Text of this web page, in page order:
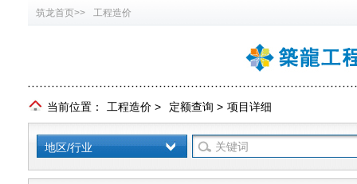
筑龙首页>> 工程造价
当前位置： 工程造价 > 定额查询 > 项目详细
地区/行业